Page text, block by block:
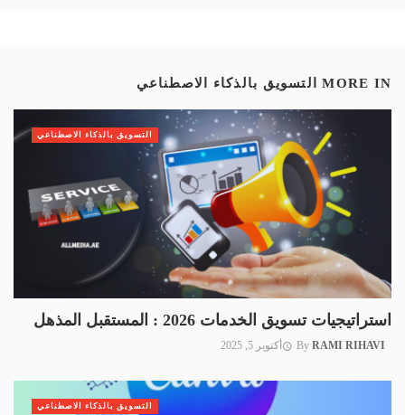
MORE IN التسويق بالذكاء الاصطناعي
استراتيجيات تسويق الخدمات 2026 : المستقبل المذهل
By RAMI RIHAVI أكتوبر 5, 2025
التسويق بالذكاء الاصطناعي
التسويق بالذكاء الاصطناعي